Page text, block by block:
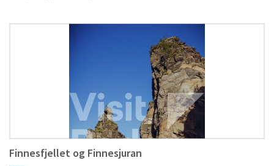
Finnesfjellet og Finnesjuran